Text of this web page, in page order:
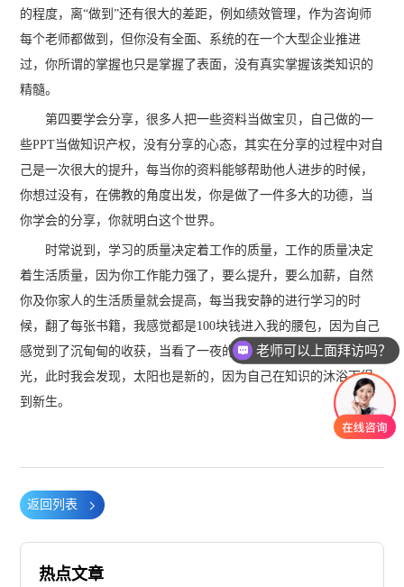
的程度，离“做到”还有很大的差距，例如绩效管理，作为咨询师
每个老师都做到，但你没有全面、系统的在一个大型企业推进
过，你所谓的掌握也只是掌握了表面，没有真实掌握该类知识的
精髓。
第四要学会分享，很多人把一些资料当做宝贝，自己做的一
些PPT当做知识产权，没有分享的心态，其实在分享的过程中对自
己是一次很大的提升，每当你的资料能够帮助他人进步的时候，
你想过没有，在佛教的角度出发，你是做了一件多大的功德，当
你学会的分享，你就明白这个世界。
时常说到，学习的质量决定着工作的质量，工作的质量决定
着生活质量，因为你工作能力强了，要么提升，要么加薪，自然
你及你家人的生活质量就会提高，每当我安静的进行学习的时
候，翻了每张书籍，我感觉都是100块钱进入我的腰包，因为自己
感觉到了沉甸甸的收获，当看了一夜的书籍，早上看到第一缕阳
光，此时我会发现，太阳也是新的，因为自己在知识的沐浴下得
到新生。
返回列表
热点文章
老师可以上面拜访吗？